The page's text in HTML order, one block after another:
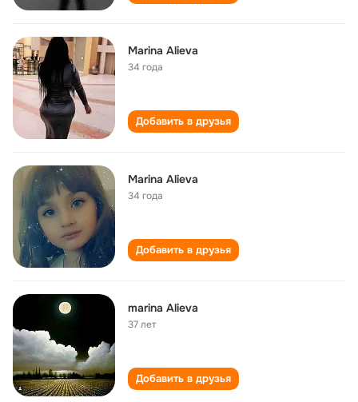
Marina Alieva
34 года
Добавить в друзья
Marina Alieva
34 года
Добавить в друзья
marina Alieva
37 лет
Добавить в друзья